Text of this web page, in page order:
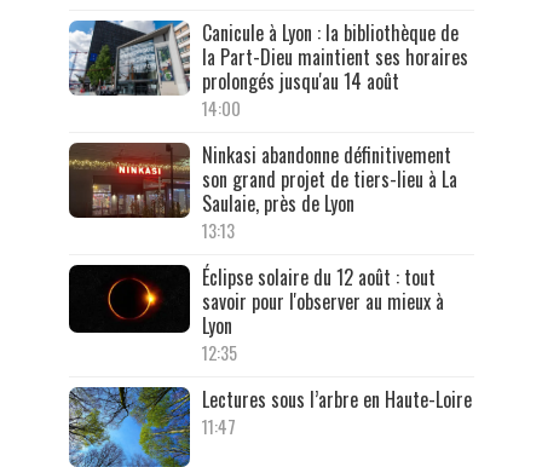
Canicule à Lyon : la bibliothèque de
la Part-Dieu maintient ses horaires
prolongés jusqu'au 14 août
14:00
Ninkasi abandonne définitivement
son grand projet de tiers-lieu à La
Saulaie, près de Lyon
13:13
Éclipse solaire du 12 août : tout
savoir pour l'observer au mieux à
Lyon
12:35
Lectures sous l’arbre en Haute-Loire
11:47